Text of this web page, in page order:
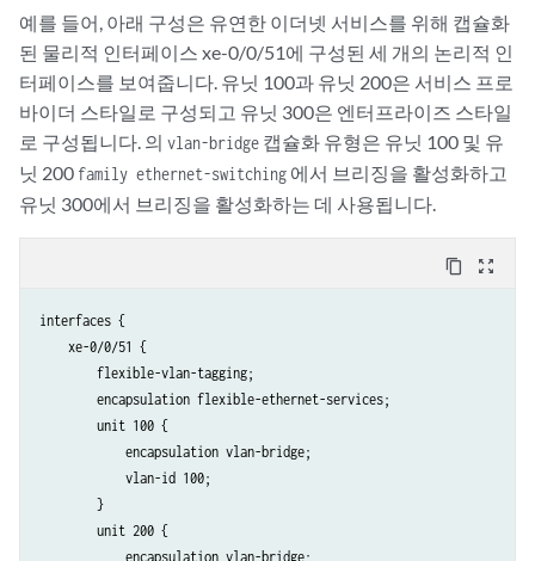
예를 들어, 아래 구성은 유연한 이더넷 서비스를 위해 캡슐화
된 물리적 인터페이스 xe-0/0/51에 구성된 세 개의 논리적 인
터페이스를 보여줍니다. 유닛 100과 유닛 200은 서비스 프로
바이더 스타일로 구성되고 유닛 300은 엔터프라이즈 스타일
로 구성됩니다. 의 vlan-bridge 캡슐화 유형은 유닛 100 및 유
닛 200 family ethernet-switching 에서 브리징을 활성화하고
유닛 300에서 브리징을 활성화하는 데 사용됩니다.
content_copy zoom_out_map
interfaces {
    xe-0/0/51 {
        flexible-vlan-tagging;
        encapsulation flexible-ethernet-services;
        unit 100 {
            encapsulation vlan-bridge;
            vlan-id 100;
        }
        unit 200 {
            encapsulation vlan-bridge;